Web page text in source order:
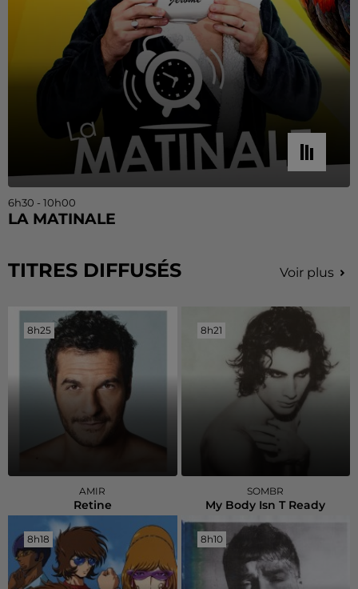
6h30 - 10h00
LA MATINALE
TITRES DIFFUSÉS Voir plus
8h25
8h25
AMIR
Retine
8h21
8h21
SOMBR
My Body Isn T Ready
8h18
8h18 8h10
8h10